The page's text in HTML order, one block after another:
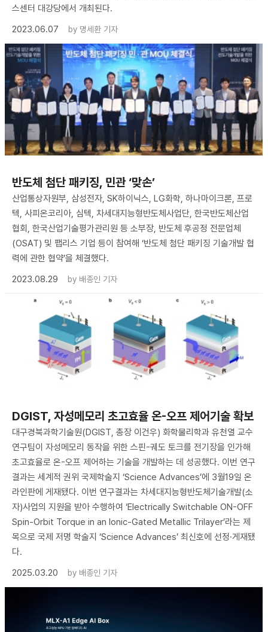
스센터 대강당에서 개최된다.
2023.06.07
by 명세환 기자
반도체 첨단 패키징, 민관 ‘맞손’
산업통상자원부, 삼성전자, SK하이닉스, LG화학, 하나마이크론, 프로
텍, 사피온코리아, 심텍, 차세대지능형반도체사업단, 한국반도체산업
협회, 한국산업기술평가관리원 등 소부장, 반도체 후공정 전문업체
(OSAT) 및 팹리스 기업 등이 참여해 ‘반도체 첨단 패키징 기술개발 협
력에 관한 협약’을 체결했다.
2023.08.29
by 배종인 기자
DGIST, 자성메모리 초고효율 온-오프 제어기술 확보
대구경북과학기술원(DGIST, 총장 이건우) 화학물리학과 유천열 교수
연구팀이 자성메모리 동작을 위한 스핀-궤도 토크를 전기장을 인가해
초고효율로 온-오프 제어하는 기술을 개발하는 데 성공했다. 이번 연구
결과는 세계적 권위 국제학술지 ‘Science Advances’에 3월19일 온
라인판에 게재됐다. 이번 연구결과는 차세대지능형반도체기술개발(소
자)사업의 지원을 받아 수행하여 ‘Electrically Switchable ON-OFF
Spin-Orbit Torque in an Ionic-Gated Metallic Trilayer’라는 제
목으로 국제 저명 학술지 ‘Science Advances’ 최신호에 선정·게재됐
다.
2025.03.20
by 배종인 기자